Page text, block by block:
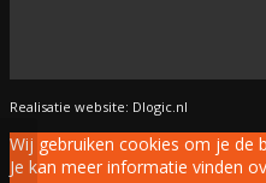
Realisatie website: Dlogic.nl
Cleo Performance 80
Wij gebruiken cookies om je de
Je kan meer informatie vinden